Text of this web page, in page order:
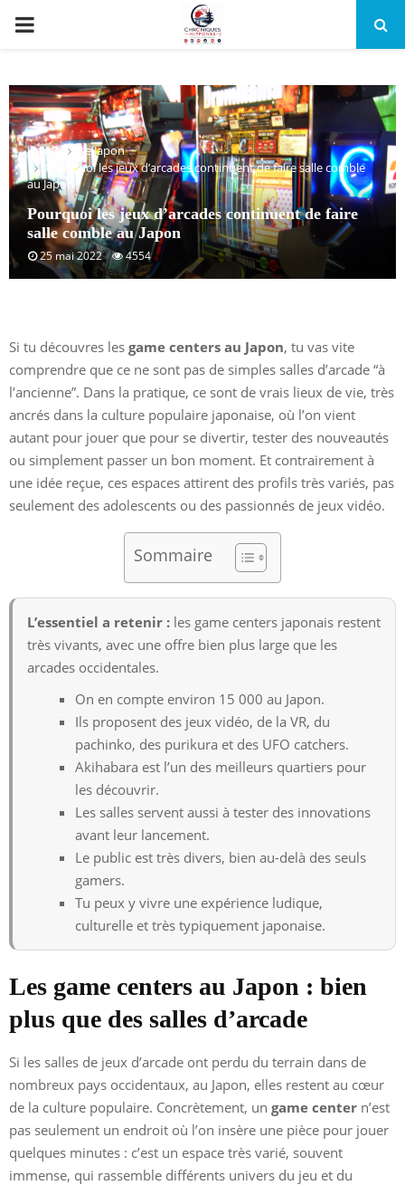
PRIMARY
Home
Le Japon
Pourquoi les jeux d’arcades continuent de faire salle comble
au Japon
Pourquoi les jeux d’arcades continuent de faire
salle comble au Japon
25 mai 2022 4554
Si tu découvres les game centers au Japon, tu vas vite
comprendre que ce ne sont pas de simples salles d’arcade “à
l’ancienne”. Dans la pratique, ce sont de vrais lieux de vie, très
ancrés dans la culture populaire japonaise, où l’on vient
autant pour jouer que pour se divertir, tester des nouveautés
ou simplement passer un bon moment. Et contrairement à
une idée reçue, ces espaces attirent des profils très variés, pas
seulement des adolescents ou des passionnés de jeux vidéo.
Sommaire
L’essentiel a retenir : les game centers japonais restent
très vivants, avec une offre bien plus large que les
arcades occidentales.
On en compte environ 15 000 au Japon.
Ils proposent des jeux vidéo, de la VR, du
pachinko, des purikura et des UFO catchers.
Akihabara est l’un des meilleurs quartiers pour
les découvrir.
Les salles servent aussi à tester des innovations
avant leur lancement.
Le public est très divers, bien au-delà des seuls
gamers.
Tu peux y vivre une expérience ludique,
culturelle et très typiquement japonaise.
Les game centers au Japon : bien
plus que des salles d’arcade
Si les salles de jeux d’arcade ont perdu du terrain dans de
nombreux pays occidentaux, au Japon, elles restent au cœur
de la culture populaire. Concrètement, un game center n’est
pas seulement un endroit où l’on insère une pièce pour jouer
quelques minutes : c’est un espace très varié, souvent
immense, qui rassemble différents univers du jeu et du